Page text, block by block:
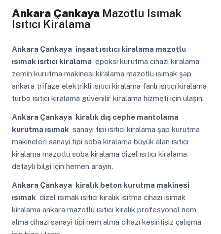
Ankara ÇankayaMazotlu Isımak
Isıtıcı Kiralama
Ankara Çankaya inşaat ısıtıcı kiralama mazotlu
ısımak ısıtıcı kiralama epoksi kurutma cihazı kiralama
zemin kurutma makinesi kiralama mazotlu ısımak şap
ankara trifaze elektrikli ısıtıcı kiralama fanlı ısıtıcı kiralama
turbo ısıtıcı kiralama güvenilir kiralama hizmeti için ulaşın.
Ankara Çankaya kiralık dış cephe mantolama
kurutma ısımak sanayi tipi ısıtıcı kiralama şap kurutma
makineleri sanayi tipi soba kiralama büyük alan ısıtıcı
kiralama mazotlu soba kiralama dizel ısıtıcı kiralama
detaylı bilgi için hemen arayın.
Ankara Çankaya kiralık beton kurutma makinesi
ısımak dizel ısımak ısıtıcı kiralık ısıtma cihazı ısımak
kiralama ankara mazotlu ısıtıcı kiralık profesyonel nem
alma cihazı sanayi tipi nem alma cihazı kesintisiz çalışma